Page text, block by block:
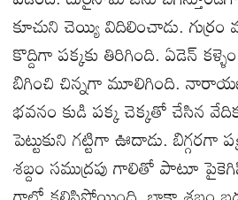
కూచుని చెయ్యి విదిలించాడు. గుర్రం
కొద్దిగా పక్కకు తిరిగింది. ఏడెన్
బిగించి చిన్నగా మూలిగింది.
భవనం కుడి పక్క చెక్కతో చేసిన
పెట్టుకుని గట్టిగా ఊదాడు. బిగ్గరగా
శబ్దం సముద్రపు గాలితో పాటూ